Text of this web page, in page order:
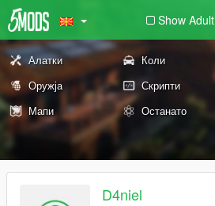
Show Adult
Алатки Коли
Оружја
Скрипти
Мапи
Останато
D4niel